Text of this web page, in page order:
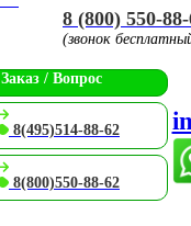
8 (800) 550-
(звонок
Заказ / Вопрос
8(495)514-88-62
8(800)550-88-62